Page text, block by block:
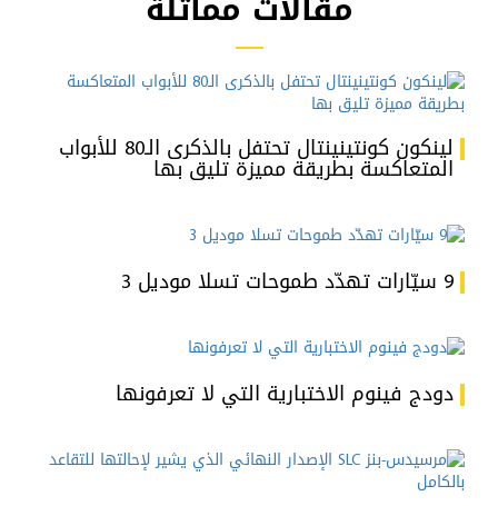
لينكون كونتينينتال تحتفل بالذكرى الـ80 للأبواب
المتعاكسة بطريقة مميزة تليق بها
9 سيّارات تهدّد طموحات تسلا موديل 3
دودج فينوم الاختبارية التي لا تعرفونها